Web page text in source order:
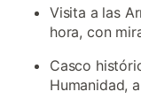
Visita a las
hora, con
Casco
Humanidad,